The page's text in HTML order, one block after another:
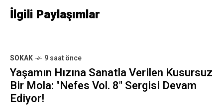
İlgili Paylaşımlar
SOKAK 9 saat önce
Yaşamın Hızına Sanatla Verilen Kusursuz
Bir Mola: "Nefes Vol. 8" Sergisi Devam
Ediyor!